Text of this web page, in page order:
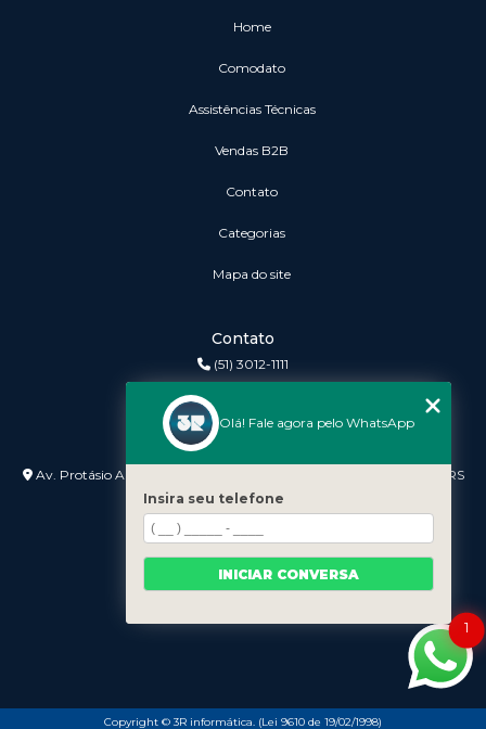
Home
Comodato
Assistências Técnicas
vendas B2B
Contato
Categorias
Mapa do site
Contato
(51) 3012-1111
Endereço
Av. Protásio Alves nº 3240 Lojas 7 e 8 - Petrópolis - Porto Alegre - RS
- 90410-007
Copyright © 3R informática. (Lei 9610 de 19/02/1998)
1
Olá! Fale agora pelo WhatsApp
Insira seu telefone
INICIAR CONVERSA